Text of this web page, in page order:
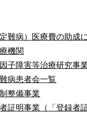
難病）医療費の助成
機関
子障害等治療研究事
病患者会一覧
整備事業
証明事業（「登録者